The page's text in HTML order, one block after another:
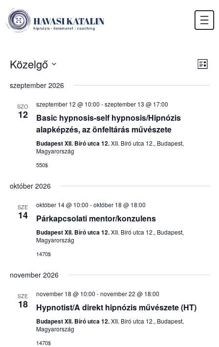
Skip
Havasi Katalin
hipnózis, önismeret, coaching
Lista
Közelgő
kiválasztása.
szeptember 2026
SZO
12
szeptember 12 @ 10:00 -szeptember 13 @ 17:00
Basic hypnosis-self hypnosis/Hipnózis
alapképzés, az önfeltárás művészete
Budapest XII. Bíró utca 12.XII. Bíró utca 12., Budapest,
Magyarország
550$
október 2026
SZE
14
október 14 @ 10:00 -október 18 @ 18:00
Párkapcsolati mentor/konzulens
Budapest XII. Bíró utca 12.XII. Bíró utca 12., Budapest,
Magyarország
1470$
november 2026
SZE
18
november 18 @ 10:00 -november 22 @ 18:00
Hypnotist/A direkt hipnózis művészete (HT)
Budapest XII. Bíró utca 12.XII. Bíró utca 12., Budapest,
Magyarország
1470$